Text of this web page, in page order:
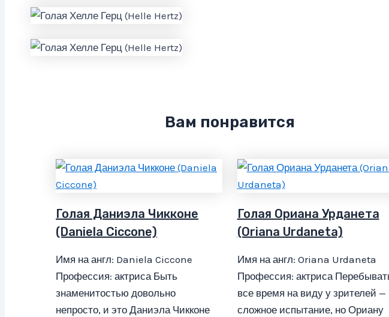
Вам понравится
Голая Даниэла Чикконе
(Daniela Ciccone)
Имя на англ: Daniela Ciccone
Профессия: актриса Быть
знаменитостью довольно
непросто, и это Даниэла Чикконе
Голая Ориана Урданета
(Oriana Urdaneta)
Имя на англ: Oriana Urdaneta
Профессия: актриса
все время на виду у зрителей —
сложное испытание, но Ориану